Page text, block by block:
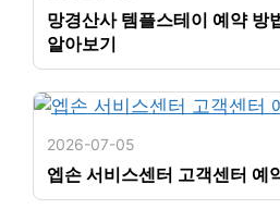
망경산사 템플스테이 예약 방
알아보기
2026-07-05
엡손 서비스센터 고객센터 예